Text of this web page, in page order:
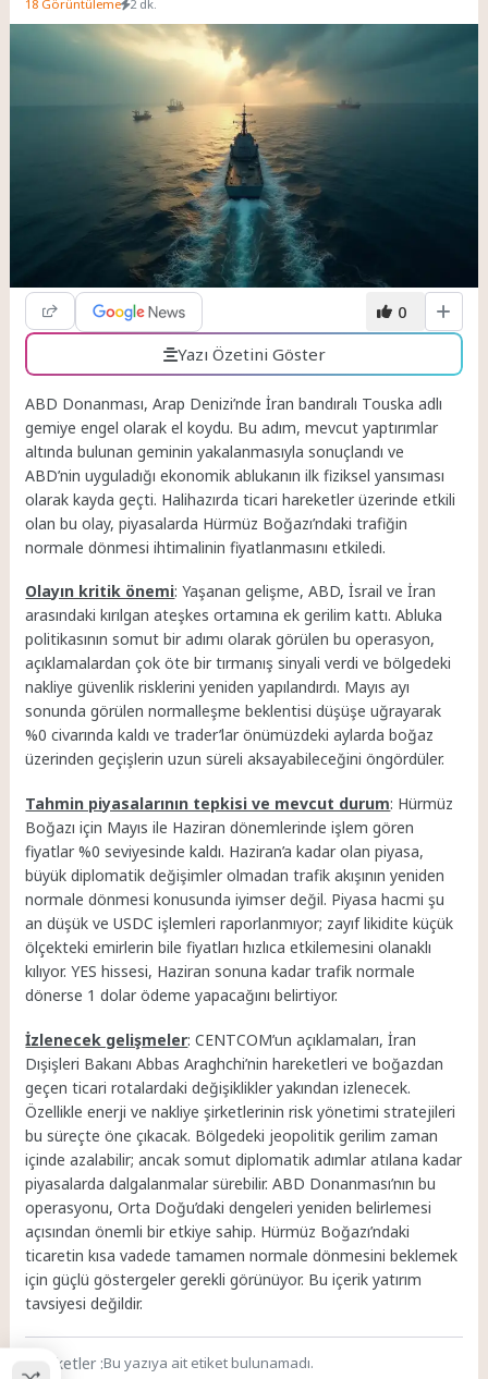
18 Görüntüleme 2 dk.
0
Yazı Özetini Göster
ABD Donanması, Arap Denizi’nde İran bandıralı Touska adlı
gemiye engel olarak el koydu. Bu adım, mevcut yaptırımlar
altında bulunan geminin yakalanmasıyla sonuçlandı ve
ABD’nin uyguladığı ekonomik ablukanın ilk fiziksel yansıması
olarak kayda geçti. Halihazırda ticari hareketler üzerinde etkili
olan bu olay, piyasalarda Hürmüz Boğazı’ndaki trafiğin
normale dönmesi ihtimalinin fiyatlanmasını etkiledi.
Olayın kritik önemi: Yaşanan gelişme, ABD, İsrail ve İran
arasındaki kırılgan ateşkes ortamına ek gerilim kattı. Abluka
politikasının somut bir adımı olarak görülen bu operasyon,
açıklamalardan çok öte bir tırmanış sinyali verdi ve bölgedeki
nakliye güvenlik risklerini yeniden yapılandırdı. Mayıs ayı
sonunda görülen normalleşme beklentisi düşüşe uğrayarak
%0 civarında kaldı ve trader’lar önümüzdeki aylarda boğaz
üzerinden geçişlerin uzun süreli aksayabileceğini öngördüler.
Tahmin piyasalarının tepkisi ve mevcut durum: Hürmüz
Boğazı için Mayıs ile Haziran dönemlerinde işlem gören
fiyatlar %0 seviyesinde kaldı. Haziran’a kadar olan piyasa,
büyük diplomatik değişimler olmadan trafik akışının yeniden
normale dönmesi konusunda iyimser değil. Piyasa hacmi şu
an düşük ve USDC işlemleri raporlanmıyor; zayıf likidite küçük
ölçekteki emirlerin bile fiyatları hızlıca etkilemesini olanaklı
kılıyor. YES hissesi, Haziran sonuna kadar trafik normale
dönerse 1 dolar ödeme yapacağını belirtiyor.
İzlenecek gelişmeler: CENTCOM’un açıklamaları, İran
Dışişleri Bakanı Abbas Araghchi’nin hareketleri ve boğazdan
geçen ticari rotalardaki değişiklikler yakından izlenecek.
Özellikle enerji ve nakliye şirketlerinin risk yönetimi stratejileri
bu süreçte öne çıkacak. Bölgedeki jeopolitik gerilim zaman
içinde azalabilir; ancak somut diplomatik adımlar atılana kadar
piyasalarda dalgalanmalar sürebilir. ABD Donanması’nın bu
operasyonu, Orta Doğu’daki dengeleri yeniden belirlemesi
açısından önemli bir etkiye sahip. Hürmüz Boğazı’ndaki
ticaretin kısa vadede tamamen normale dönmesini beklemek
için güçlü göstergeler gerekli görünüyor. Bu içerik yatırım
tavsiyesi değildir.
Etiketler :Bu yazıya ait etiket bulunamadı.